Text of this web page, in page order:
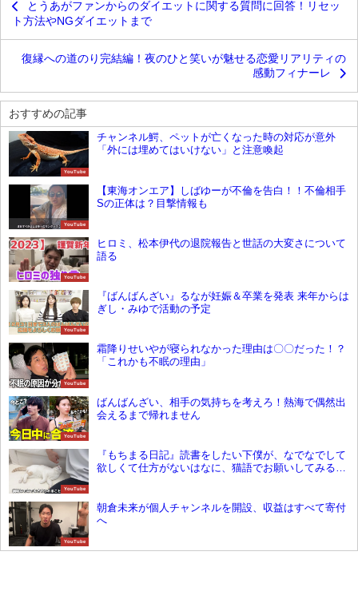
とうあがファンからのダイエットに関する質問に回答！リセッ
ト方法やNGダイエットまで
復縁への道のり完結編！夜のひと笑いが魅せる恋愛リアリティの
感動フィナーレ
おすすめの記事
YouTube
チャンネル鰐、ペットが亡くなった時の対応が意外
「外には埋めてはいけない」と注意喚起
YouTube
【東海オンエア】しばゆーが不倫を告白！！不倫相手
Sの正体は？目撃情報も
YouTube
ヒロミ、松本伊代の退院報告と世話の大変さについて
語る
YouTube
『ばんばんざい』るなが妊娠＆卒業を発表 来年からは
ぎし・みゆで活動の予定
YouTube
霜降りせいやが寝られなかった理由は〇〇だった！？
「これかも不眠の理由」
YouTube
ばんばんざい、相手の気持ちを考えろ！熱海で偶然出
会えるまで帰れません
YouTube
『もちまる日記』読書をしたい下僕が、なでなでして
欲しくて仕方がないはなに、猫語でお願いしてみる
YouTube
朝倉未来が個人チャンネルを開設、収益はすべて寄付
へ